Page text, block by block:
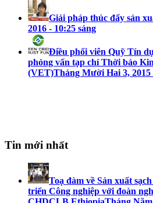
Giải pháp thúc đẩy sản
2016 - 10:25 sáng
Điều phối viên Quỹ Tín
phỏng vấn tạp chí Thời báo
(VET)Tháng Mười Hai 3, 2015
Tin mới nhất
Toạ đàm về Sản xuất
triển Công nghiệp với đoàn